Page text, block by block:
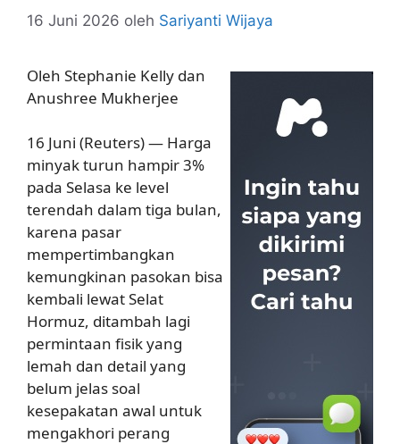
16 Juni 2026 oleh Sariyanti Wijaya
Oleh Stephanie Kelly dan
Anushree Mukherjee
16 Juni (Reuters) — Harga
minyak turun hampir 3%
pada Selasa ke level
terendah dalam tiga bulan,
karena pasar
mempertimbangkan
kemungkinan pasokan bisa
kembali lewat Selat
Hormuz, ditambah lagi
permintaan fisik yang
lemah dan detail yang
belum jelas soal
kesepakatan awal untuk
mengakhori perang